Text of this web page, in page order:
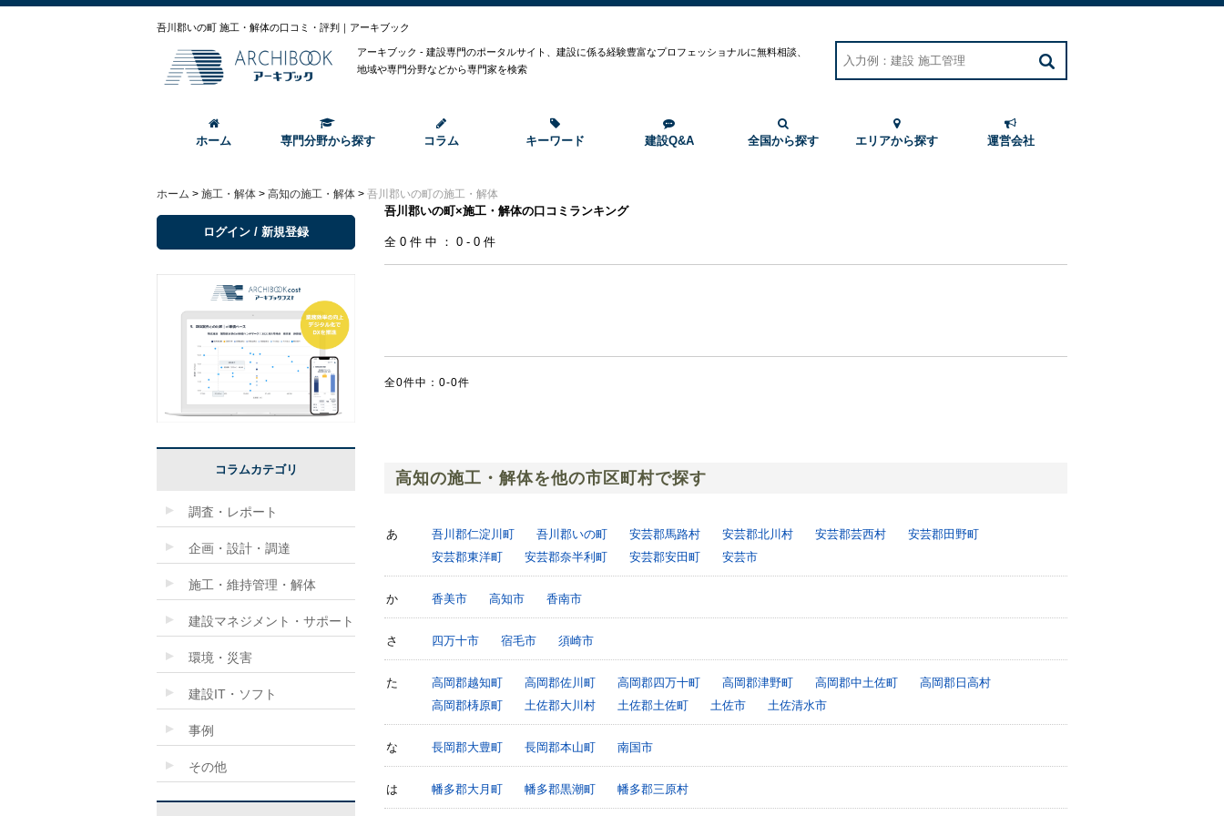
吾川郡いの町 施工・解体の口コミ・評判｜アーキブック
アーキブック - 建設専門のポータルサイト、建設に係る経験豊富なプロフェッショナルに無料相談、
地域や専門分野などから専門家を検索
ホーム 専門分野から探す コラム キーワード 建設Q&A 全国から探す エリアから探す 運営会社
ホーム > 施工・解体 > 高知の施工・解体 > 吾川郡いの町の施工・解体
吾川郡いの町×施工・解体の口コミランキング
全0件中：0-0件
全0件中：0-0件
高知の施工・解体を他の市区町村で探す
あ 吾川郡仁淀川町 吾川郡いの町 安芸郡馬路村 安芸郡北川村 安芸郡芸西村
安芸郡田野町
安芸郡東洋町
安芸郡奈半利町 安芸郡安田町 安芸市
か 香美市 高知市 香南市
さ 四万十市 宿毛市 須崎市
た 高岡郡越知町 高岡郡佐川町 高岡郡四万十町 高岡郡津野町 高岡郡中土佐町
高岡郡日高村
高岡郡梼原町
土佐郡大川村 土佐郡土佐町 土佐市 土佐清水市
な 長岡郡大豊町 長岡郡本山町 南国市
は 幡多郡大月町 幡多郡黒潮町 幡多郡三原村
ログイン / 新規登録
コラムカテゴリ
調査・レポート
企画・設計・調達
施工・維持管理・解体
建設マネジメント・サポート
環境・災害
建設IT・ソフト
事例
その他